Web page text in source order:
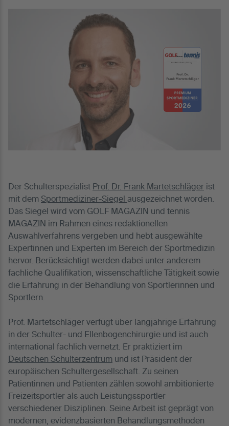
Der Schulterspezialist Prof. Dr. Frank Martetschläger ist
mit dem Sportmediziner-Siegel ausgezeichnet worden.
Das Siegel wird vom GOLF MAGAZIN und tennis
MAGAZIN im Rahmen eines redaktionellen
Auswahlverfahrens vergeben und hebt ausgewählte
Expertinnen und Experten im Bereich der Sportmedizin
hervor. Berücksichtigt werden dabei unter anderem
fachliche Qualifikation, wissenschaftliche Tätigkeit sowie
die Erfahrung in der Behandlung von Sportlerinnen und
Sportlern.
Prof. Martetschläger verfügt über langjährige Erfahrung
in der Schulter- und Ellenbogenchirurgie und ist auch
international fachlich vernetzt. Er praktiziert im
Deutschen Schulterzentrum und ist Präsident der
europäischen Schultergesellschaft. Zu seinen
Patientinnen und Patienten zählen sowohl ambitionierte
Freizeitsportler als auch Leistungssportler
verschiedener Disziplinen. Seine Arbeit ist geprägt von
modernen, evidenzbasierten Behandlungsmethoden